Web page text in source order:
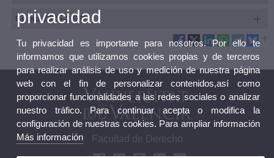
Curso 2025-2026
Facultad de Derecho
privacidad
Tu privacidad es importante para nosotros. Por ello te
informamos que utilizamos cookies propias y de terceros
para realizar análisis de uso y medición de nuestra página
web con el fin de personalizar contenidos,así como
proporcionar funcionalidades a las redes sociales o analizar
nuestro tráfico. Para continuar acepta o modifica la
configuración de nuestras cookies. Para ampliar información
Más información